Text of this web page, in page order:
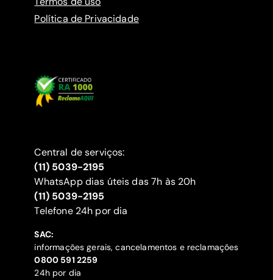
Política de Privacidade
Central de serviços:
(11) 5039-2195
WhatsApp dias úteis das 7h às 20h
(11) 5039-2195
‍Telefone 24h por dia
SAC:
informações gerais, cancelamentos e reclamações
‍0800 591 2259
24h por dia